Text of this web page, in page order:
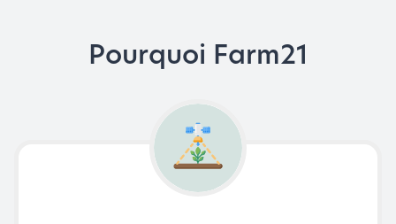
Pourquoi Farm21